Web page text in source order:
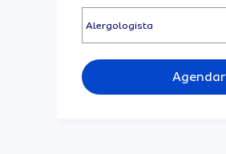
Agendar